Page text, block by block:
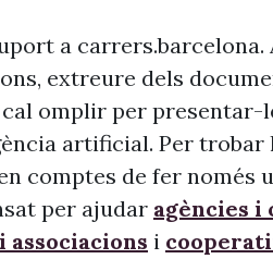
a
extreure dels
omplir per
artificial. Per
comptes de fer només
per ajudar agències i
associacions i